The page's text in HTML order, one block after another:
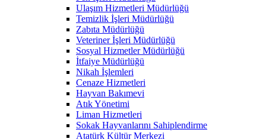
Ulaşım Hizmetleri Müdürlüğü
Temizlik İşleri Müdürlüğü
Zabıta Müdürlüğü
Veteriner İşleri Müdürlüğü
Sosyal Hizmetler Müdürlüğü
İtfaiye Müdürlüğü
Nikah İşlemleri
Cenaze Hizmetleri
Hayvan Bakımevi
Atık Yönetimi
Liman Hizmetleri
Sokak Hayvanlarını Sahiplendirme
Atatürk Kültür Merkezi